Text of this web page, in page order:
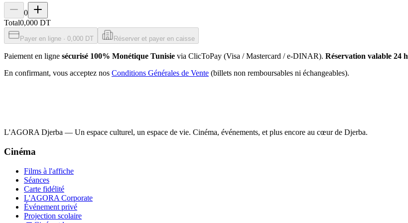
0
Total0,000 DT
Payer en ligne · 0,000 DT Réserver et payer en caisse
Paiement en ligne sécurisé 100% Monétique Tunisie via ClicToPay (Visa / Mastercard / e-DINAR). Réservation valable 24 h
En confirmant, vous acceptez nos Conditions Générales de Vente (billets non remboursables ni échangeables).
L'AGORA Djerba — Un espace culturel, un espace de vie. Cinéma, événements, et plus encore au cœur de Djerba.
Cinéma
Films à l'affiche
Séances
Carte fidélité
L'AGORA Corporate
Événement privé
Projection scolaire